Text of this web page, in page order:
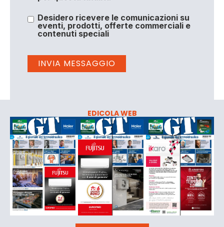
Desidero ricevere le comunicazioni su
eventi, prodotti, offerte commerciali e
contenuti speciali
EDICOLA WEB